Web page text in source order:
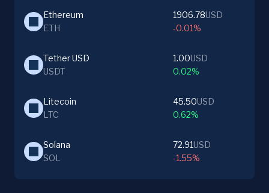
Ethereum
ETH
1906.78USD
-0.01%
Tether USD
USDT
1.00USD
0.02%
Litecoin
LTC
45.50USD
0.62%
Solana
SOL
72.91USD
-1.55%